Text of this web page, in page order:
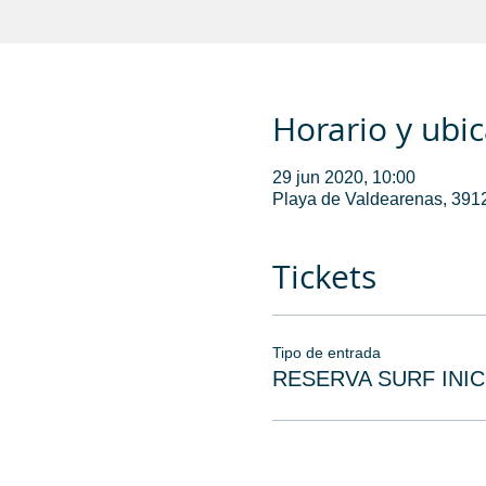
Horario y
29 jun 2020, 10:00
Playa de Valdearenas,
Tickets
Tipo de entrada
RESERVA SURF